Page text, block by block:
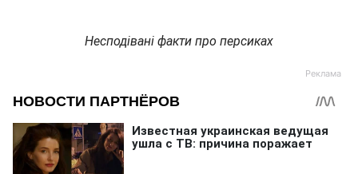
Несподівані факти про персиках